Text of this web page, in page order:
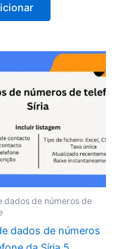
dados de números de
dados de números